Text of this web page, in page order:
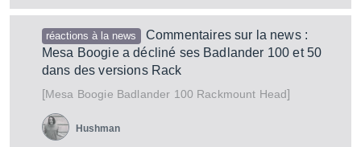
réactions à la news
Commentaires sur la news :
Mesa Boogie a décliné ses Badlander 100 et 50
dans des versions Rack
[Mesa Boogie Badlander 100 Rackmount Head]
Hushman